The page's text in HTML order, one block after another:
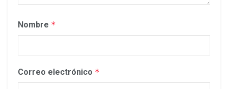
Nombre *
Correo electrónico *